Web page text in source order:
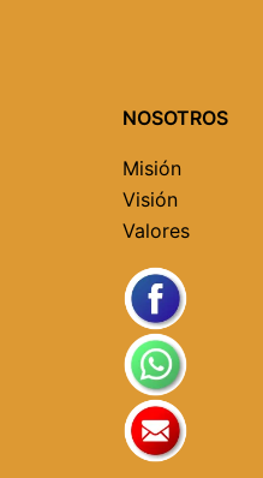
NOSOTROS
Misión
Visión
Valores